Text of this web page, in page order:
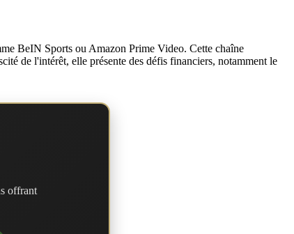
BeIN Sports ou Amazon Prime Video. Cette chaîne
de l'intérêt, elle présente des défis financiers, notamment le
offrant